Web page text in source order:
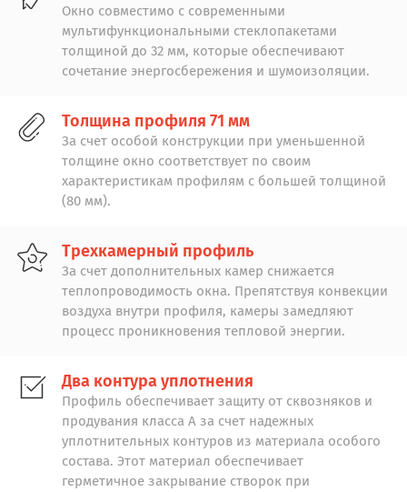
Окно совместимо с современными
мультифункциональными стеклопакетами
толщиной до 32 мм, которые обеспечивают
сочетание энергосбережения и шумоизоляции.
Толщина профиля 71 мм
За счет особой конструкции при уменьшенной
толщине окно соответствует по своим
характеристикам профилям с большей толщиной
(80 мм).
Трехкамерный профиль
За счет дополнительных камер снижается
теплопроводимость окна. Препятствуя конвекции
воздуха внутри профиля, камеры замедляют
процесс проникновения тепловой энергии.
Два контура уплотнения
Профиль обеспечивает защиту от сквозняков и
продувания класса А за счет надежных
уплотнительных контуров из материала особого
состава. Этот материал обеспечивает
герметичное закрывание створок при